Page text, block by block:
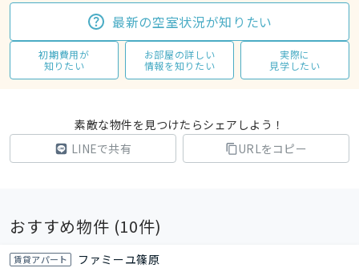
最新の空室状況が知りたい
初期費用が
知りたい
お部屋の詳しい
情報を知りたい
実際に
見学したい
素敵な物件を見つけたらシェアしよう！
LINEで共有
URLをコピー
おすすめ物件 (10件)
賃貸アパート ファミーユ篠原